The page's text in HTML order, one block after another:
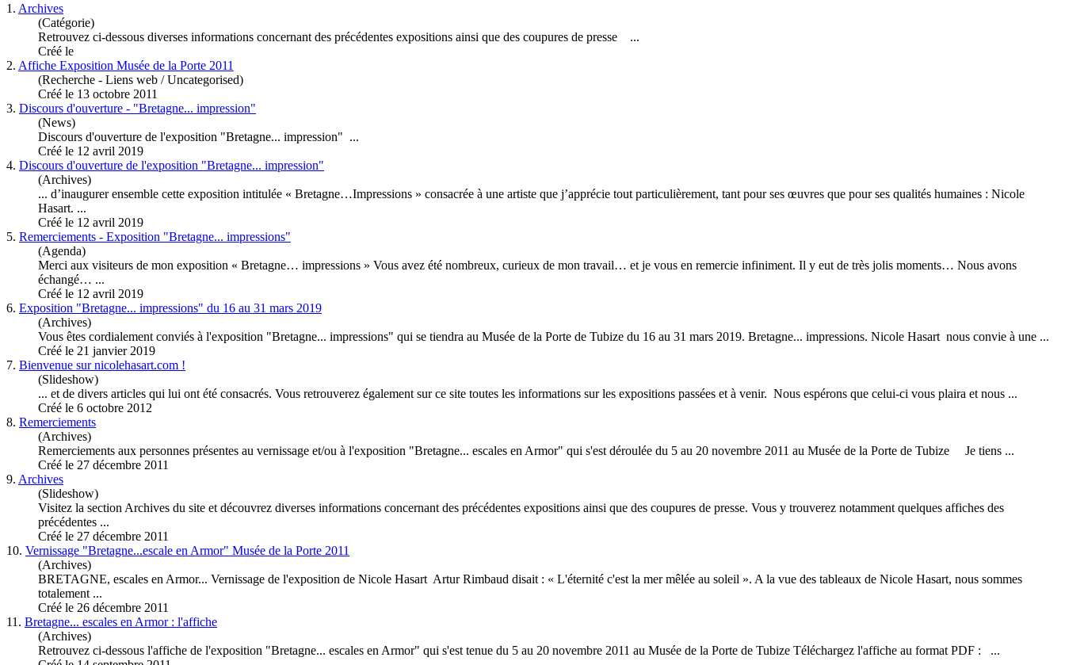
1. Archives
(Catégorie)
Retrouvez ci-dessous diverses informations concernant des précédentes expositions ainsi que des coupures de presse ...
Créé le
2. Affiche Exposition Musée de la Porte 2011
(Recherche - Liens web / Uncategorised)
Créé le 13 octobre 2011
3. Discours d'ouverture - "Bretagne... impression"
(News)
Discours d'ouverture de l'exposition "Bretagne... impression" ...
Créé le 12 avril 2019
4. Discours d'ouverture de l'exposition "Bretagne... impression"
(Archives)
... d’inaugurer ensemble cette exposition intitulée « Bretagne…Impressions » consacrée à une artiste que j’apprécie tout particulièrement, tant pour ses œuvres que pour ses qualités humaines : Nicole
Hasart. ...
Créé le 12 avril 2019
5. Remerciements - Exposition "Bretagne... impressions"
(Agenda)
Merci aux visiteurs de mon exposition « Bretagne… impressions » Vous avez été nombreux, curieux de mon travail… et je vous en remercie infiniment. Il y eut de très jolis moments… Nous avons
échangé… ...
Créé le 12 avril 2019
6. Exposition "Bretagne... impressions" du 16 au 31 mars 2019
(Archives)
Vous êtes cordialement conviés à l'exposition "Bretagne... impressions" qui se tiendra au Musée de la Porte de Tubize du 16 au 31 mars 2019. Bretagne... impressions. Nicole Hasart nous convie à une ...
Créé le 21 janvier 2019
7. Bienvenue sur nicolehasart.com !
(Slideshow)
... et de divers articles qui lui ont été consacrés. Vous retrouverez également sur ce site toutes les informations sur les expositions passées et à venir. Nous espérons que celui-ci vous plaira et nous ...
Créé le 6 octobre 2012
8. Remerciements
(Archives)
Remerciements aux personnes présentes au vernissage et/ou à l'exposition "Bretagne... escales en Armor" qui s'est déroulée du 5 au 20 novembre 2011 au Musée de la Porte de Tubize Je tiens ...
Créé le 27 décembre 2011
9. Archives
(Slideshow)
Visitez la section Archives du site et découvrez diverses informations concernant des précédentes expositions ainsi que des coupures de presse. Vous y trouverez notamment quelques affiches des
précédentes ...
Créé le 27 décembre 2011
10. Vernissage "Bretagne...escale en Armor" Musée de la Porte 2011
(Archives)
BRETAGNE, escales en Armor... Vernissage de l'exposition de Nicole Hasart Artur Rimbaud disait : « L'éternité c'est la mer mêlée au soleil ». A la vue des tableaux de Nicole Hasart, nous sommes
totalement ...
Créé le 26 décembre 2011
11. Bretagne... escales en Armor : l'affiche
(Archives)
Retrouvez ci-dessous l'affiche de l'exposition "Bretagne... escales en Armor" qui s'est tenue du 5 au 20 novembre 2011 au Musée de la Porte de Tubize Téléchargez l'affiche au format PDF : ...